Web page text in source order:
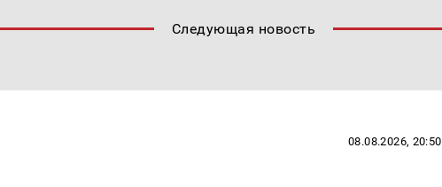
Следующая новость
08.08.2026, 20:50